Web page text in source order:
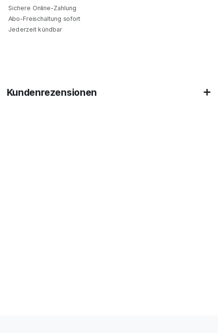
Sichere Online-Zahlung
Abo-Freischaltung sofort
Jederzeit kündbar
Kundenrezensionen